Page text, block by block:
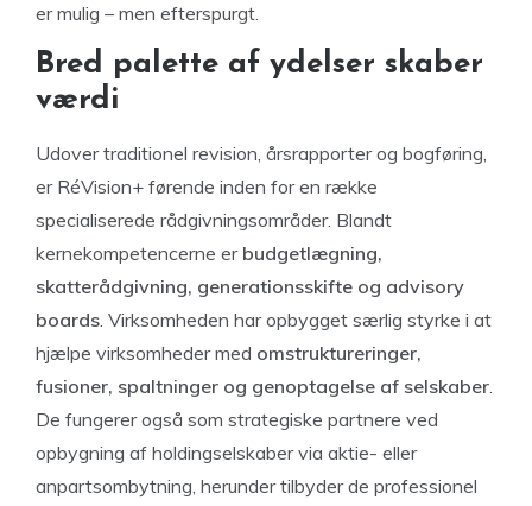
er mulig – men efterspurgt.
Bred palette af ydelser skaber
værdi
Udover traditionel revision, årsrapporter og bogføring,
er RéVision+ førende inden for en række
specialiserede rådgivningsområder. Blandt
kernekompetencerne er budgetlægning,
skatterådgivning, generationsskifte og advisory
boards. Virksomheden har opbygget særlig styrke i at
hjælpe virksomheder med omstruktureringer,
fusioner, spaltninger og genoptagelse af selskaber.
De fungerer også som strategiske partnere ved
opbygning af holdingselskaber via aktie- eller
anpartsombytning, herunder tilbyder de professionel